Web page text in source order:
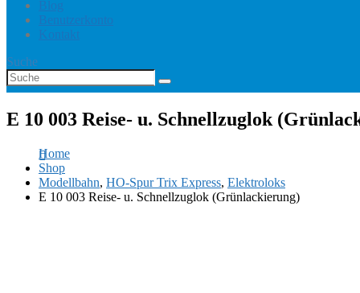
Blog
Benutzerkonto
Kontakt
Suche
E 10 003 Reise- u. Schnellzuglok
Home
Shop
Modellbahn, HO-Spur Trix Express, Elektroloks
E 10 003 Reise- u. Schnellzuglok (Grünlackierung)